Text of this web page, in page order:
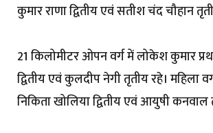
कुमार राणा द्वितीय एवं सतीश चंद चौहान
21 किलोमीटर ओपन वर्ग में लोकेश कुमार
द्वितीय एवं कुलदीप नेगी तृतीय रहे। महिला
निकिता खोलिया द्वितीय एवं आयुषी कनवाल